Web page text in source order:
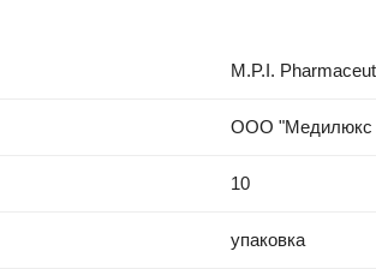
M.P.I.
ООО "Медилюкс
10
упаковка